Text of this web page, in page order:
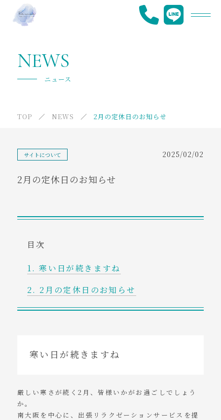
ご利用の流れ
採用情報
tel. 080-7822-7158
NEWS
ニュース
TOP NEWS 2月の定休日のお知らせ
サイトについて 2025/02/02
2月の定休日のお知らせ
目次
寒い日が続きますね
2月の定休日のお知らせ
寒い日が続きますね
厳しい寒さが続く2月、皆様いかがお過ごしでしょう
か。
南大阪を中心に、出張リラクゼーションサービスを提